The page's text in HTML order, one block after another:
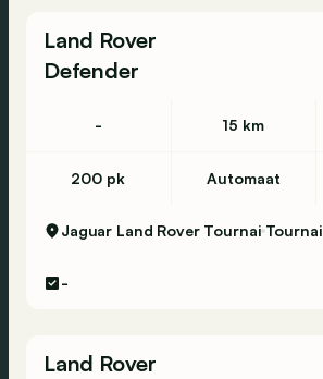
Stembediening
Navigatiesysteem
Toegang zonder sleutel
Centrale vergrendeling
Land Rover
Defender
- 15 km
200 pk Automaat
Jaguar Land Rover Tournai Tournai
-
Land Rover